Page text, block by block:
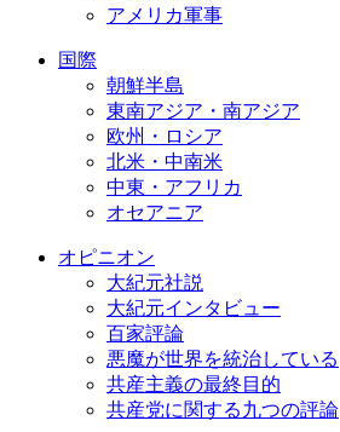
アメリカ軍事
国際
朝鮮半島
東南アジア・南アジア
欧州・ロシア
北米・中南米
中東・アフリカ
オセアニア
オピニオン
大紀元社説
大紀元インタビュー
百家評論
悪魔が世界を統治している
共産主義の最終目的
共産党に関する九つの評論